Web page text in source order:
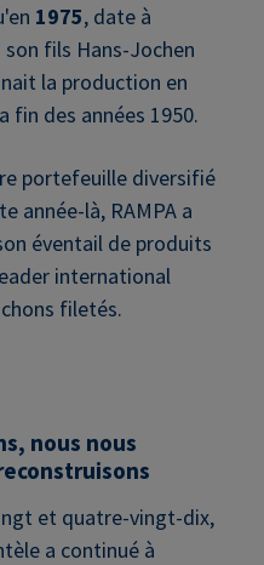
1975, date à
son fils Hans-Jochen
la production en
fin des années 1950.
portefeuille diversifié
année-là, RAMPA a
éventail de produits
international
filetés.
nous nous
et quatre-vingt-dix,
a continué à